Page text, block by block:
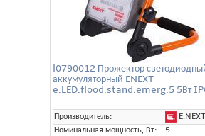
l0790012 Прожектор
аккумуляторный ENEXT
e.LED.flood.stand.emerg.5 5Вт
Производитель:
E.NEXT
Номинальная мощность, Вт:
5